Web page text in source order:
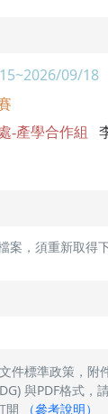
09/18
-產學合作組
案，須重新取得
件標準政策，附
與PDF格式，
開
（參考說明）